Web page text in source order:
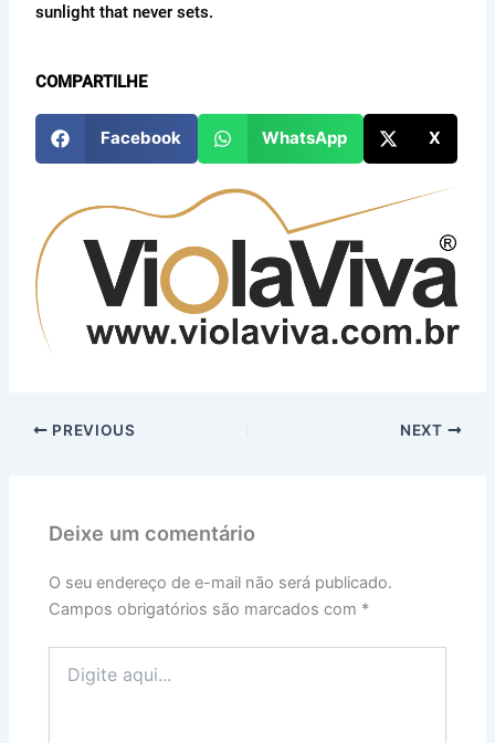
sunlight that never sets.
COMPARTILHE
Facebook WhatsApp X
PREVIOUS NEXT
Deixe um comentário
O seu endereço de e-mail não será publicado.
Campos obrigatórios são marcados com *
aqui...